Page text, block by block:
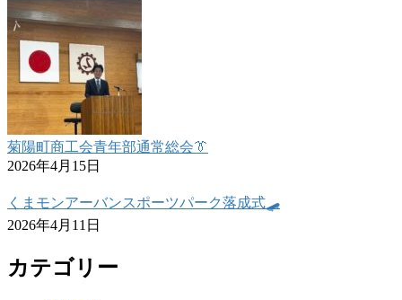
菊陽町商工会青年部通常総会👔
2026年4月15日
くまモンアーバンスポーツパーク落成式🛹
2026年4月11日
カテゴリー